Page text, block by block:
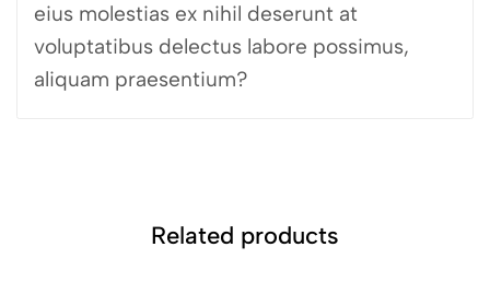
eius molestias ex nihil deserunt at
voluptatibus delectus labore possimus,
aliquam praesentium?
Related products